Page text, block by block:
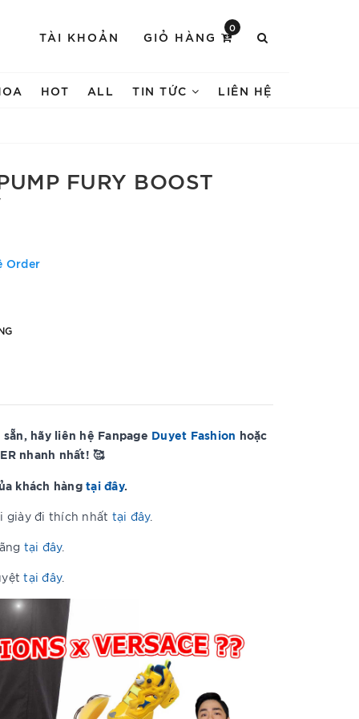
TÀI KHOẢN GIỎ HÀNG
0
HOT ALL TIN TỨC LIÊN HỆ
FURY BOOST
Order
hãy liên hệ Fanpage Duyet Fashion hoặc
nhanh nhất! 🥰
khách hàng tại đây.
giày đi thích nhất tại đây.
tại đây.
tại đây.